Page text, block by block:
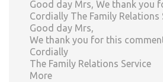
Good day Mrs, We thank you
Cordially The Family Relations
Good day Mrs,
We thank you for this
Cordially
The Family Relations Service
More